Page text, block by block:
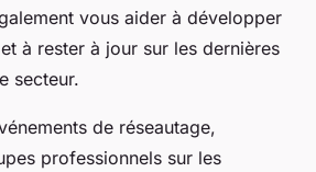
vous aider à développer
à rester à jour sur les dernières
secteur.
de réseautage,
professionnels sur les